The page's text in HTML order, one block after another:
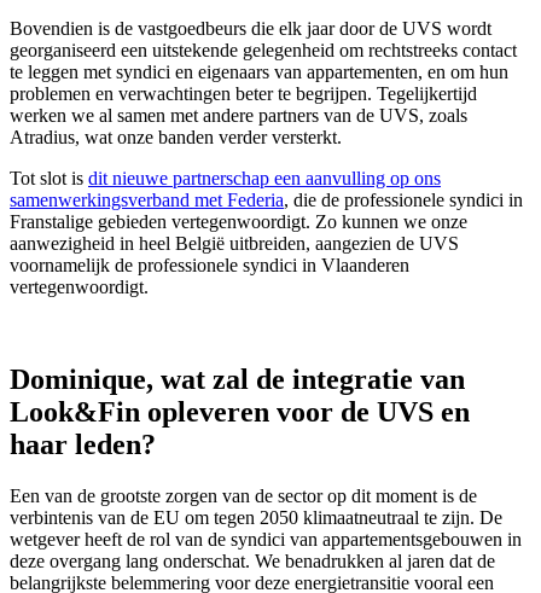
Bovendien is de vastgoedbeurs die elk jaar door de UVS wordt
georganiseerd een uitstekende gelegenheid om rechtstreeks contact
te leggen met syndici en eigenaars van appartementen, en om hun
problemen en verwachtingen beter te begrijpen. Tegelijkertijd
werken we al samen met andere partners van de UVS, zoals
Atradius, wat onze banden verder versterkt.
Tot slot is dit nieuwe partnerschap een aanvulling op ons
samenwerkingsverband met Federia, die de professionele syndici in
Franstalige gebieden vertegenwoordigt. Zo kunnen we onze
aanwezigheid in heel België uitbreiden, aangezien de UVS
voornamelijk de professionele syndici in Vlaanderen
vertegenwoordigt.
Dominique, wat zal de integratie van
Look&Fin opleveren voor de UVS en
haar leden?
Een van de grootste zorgen van de sector op dit moment is de
verbintenis van de EU om tegen 2050 klimaatneutraal te zijn. De
wetgever heeft de rol van de syndici van appartementsgebouwen in
deze overgang lang onderschat. We benadrukken al jaren dat de
belangrijkste belemmering voor deze energietransitie vooral een